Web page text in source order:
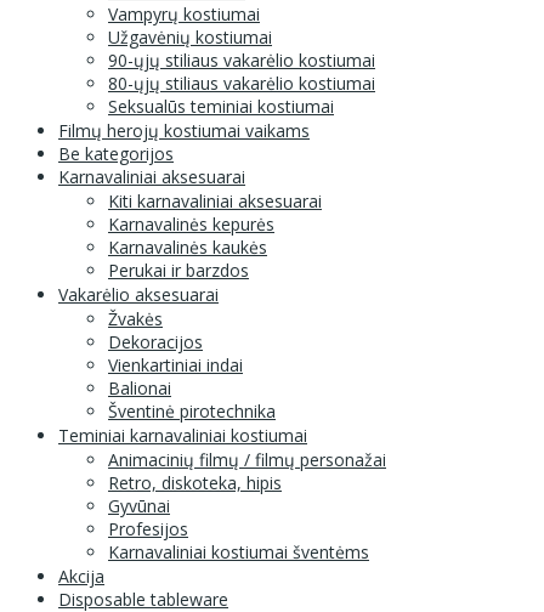
Vampyrų kostiumai
Užgavėnių kostiumai
90-ųjų stiliaus vakarėlio kostiumai
80-ųjų stiliaus vakarėlio kostiumai
Seksualūs teminiai kostiumai
Filmų herojų kostiumai vaikams
Be kategorijos
Karnavaliniai aksesuarai
Kiti karnavaliniai aksesuarai
Karnavalinės kepurės
Karnavalinės kaukės
Perukai ir barzdos
Vakarėlio aksesuarai
Žvakės
Dekoracijos
Vienkartiniai indai
Balionai
Šventinė pirotechnika
Teminiai karnavaliniai kostiumai
Animacinių filmų / filmų personažai
Retro, diskoteka, hipis
Gyvūnai
Profesijos
Karnavaliniai kostiumai šventėms
Akcija
Disposable tableware